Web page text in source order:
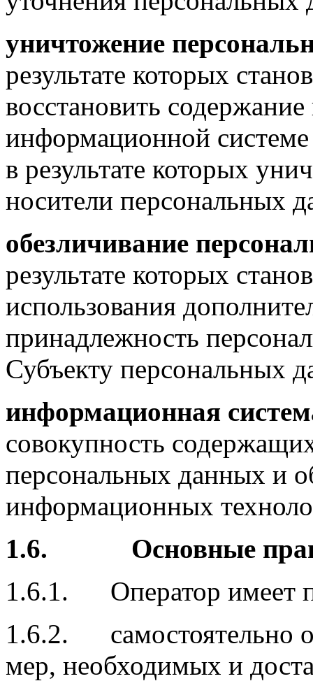
уничтожение
результате которых
восстановить
информационной
в результате которых
носители персональных
обезличивание
результате которых
использования
принадлежность
Субъекту персональных
информационная
совокупность
персональных данных и
информационных
1.6. Основные
1.6.1. Оператор имеет
1.6.2. самостоятельно
мер, необходимых и